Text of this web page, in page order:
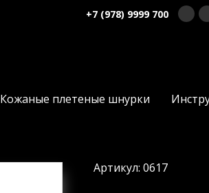
+7 (978) 9999 700
Кожаные плетеные шнурки
Артикул: 0617